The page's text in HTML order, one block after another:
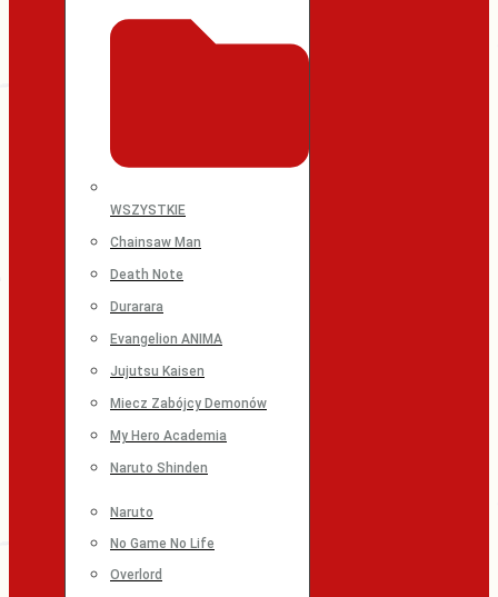
WSZYSTKIE
Chainsaw Man
Death Note
Durarara
Evangelion ANIMA
Jujutsu Kaisen
Miecz Zabójcy Demonów
My Hero Academia
Naruto Shinden
Naruto
No Game No Life
Overlord